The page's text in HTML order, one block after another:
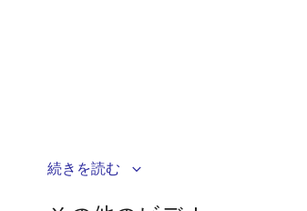
RL78/G10マイクロコントローラを用
続きを読む